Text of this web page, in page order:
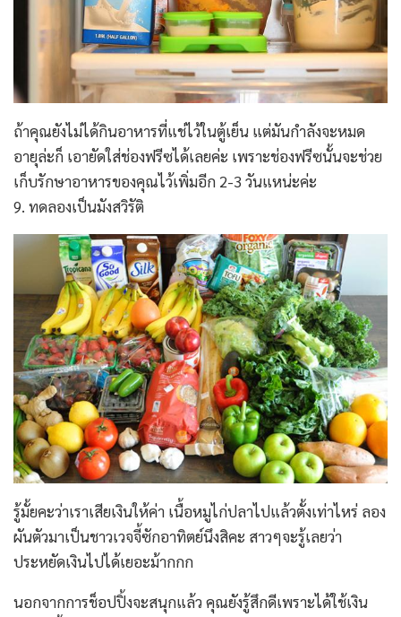
ถ้าคุณยังไม่ได้กินอาหารที่แช่ไว้ในตู้เย็น แต่มันกำลังจะหมด
อายุล่ะก็ เอายัดใส่ช่องฟรีซได้เลยค่ะ เพราะช่องฟรีซนั้นจะช่วย
เก็บรักษาอาหารของคุณไว้เพิ่มอีก 2-3 วันแหน่ะค่ะ
9. ทดลองเป็นมังสวิรัติ
รู้มั้ยคะว่าเราเสียเงินให้ค่า เนื้อหมูไก่ปลาไปแล้วตั้งเท่าไหร่ ลอง
ผันตัวมาเป็นชาวเวจจี้ซักอาทิตย์นึงสิคะ สาวๆจะรู้เลยว่า
ประหยัดเงินไปได้เยอะม้ากกก
นอกจากการช็อปปิ้งจะสนุกแล้ว คุณยังรู้สึกดีเพราะได้ใช้เงิน